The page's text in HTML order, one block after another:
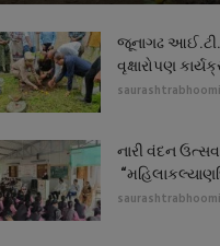
જૂનાગઢ
વૃક્ષારોપણ
saurashtrabhoomi
નારી વંદન
saurashtrabhoomi